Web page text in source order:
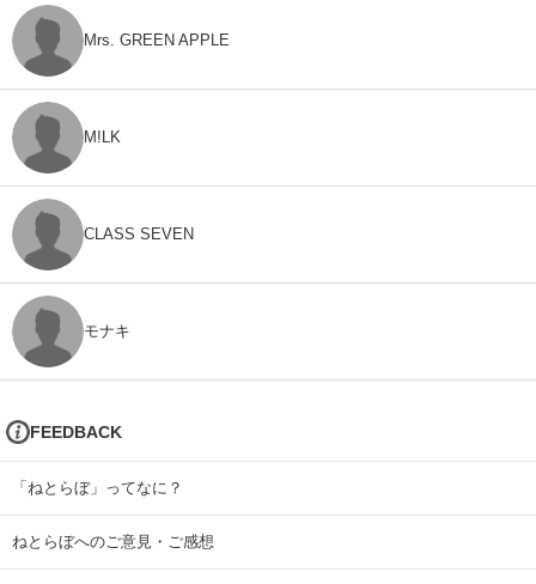
Mrs. GREEN APPLE
M!LK
CLASS SEVEN
モナキ
FEEDBACK
「ねとらぼ」ってなに？
ねとらぼへのご意見・ご感想